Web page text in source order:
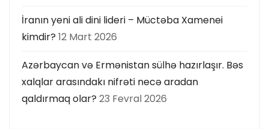
İranın yeni ali dini lideri – Müctəba Xamenei
kimdir? 12 Mart 2026
Azərbaycan və Ermənistan sülhə hazırlaşır. Bəs
xalqlar arasındakı nifrəti necə aradan
qaldırmaq olar? 23 Fevral 2026